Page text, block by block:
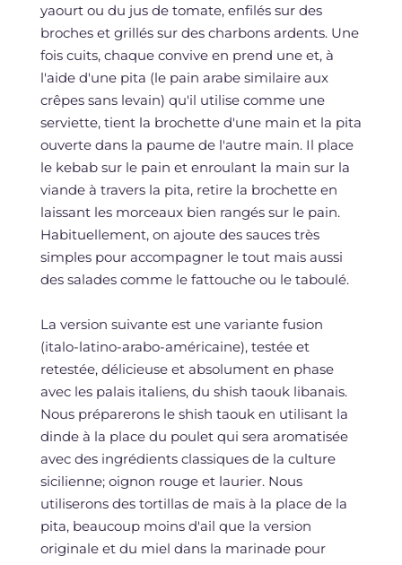
yaourt ou du jus de tomate, enfilés sur des
broches et grillés sur des charbons ardents. Une
fois cuits, chaque convive en prend une et, à
l'aide d'une pita (le pain arabe similaire aux
crêpes sans levain) qu'il utilise comme une
serviette, tient la brochette d'une main et la pita
ouverte dans la paume de l'autre main. Il place
le kebab sur le pain et enroulant la main sur la
viande à travers la pita, retire la brochette en
laissant les morceaux bien rangés sur le pain.
Habituellement, on ajoute des sauces très
simples pour accompagner le tout mais aussi
des salades comme le fattouche ou le taboulé.
La version suivante est une variante fusion
(italo-latino-arabo-américaine), testée et
retestée, délicieuse et absolument en phase
avec les palais italiens, du shish taouk libanais.
Nous préparerons le shish taouk en utilisant la
dinde à la place du poulet qui sera aromatisée
avec des ingrédients classiques de la culture
sicilienne; oignon rouge et laurier. Nous
utiliserons des tortillas de maïs à la place de la
pita, beaucoup moins d'ail que la version
originale et du miel dans la marinade pour